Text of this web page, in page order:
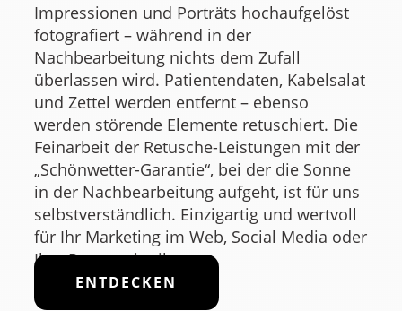
Impressionen und Porträts hochaufgelöst
fotografiert – während in der
Nachbearbeitung nichts dem Zufall
überlassen wird. Patientendaten, Kabelsalat
und Zettel werden entfernt – ebenso
werden störende Elemente retuschiert. Die
Feinarbeit der Retusche-Leistungen mit der ​
„Schönwetter-Garantie“, bei der die Sonne
in der Nachbearbeitung aufgeht, ist für uns
selbstverständlich. Einzigartig und wertvoll
für Ihr Marketing im Web, Social Media oder
Ihre Pressemitteilung.
ENTDECKEN